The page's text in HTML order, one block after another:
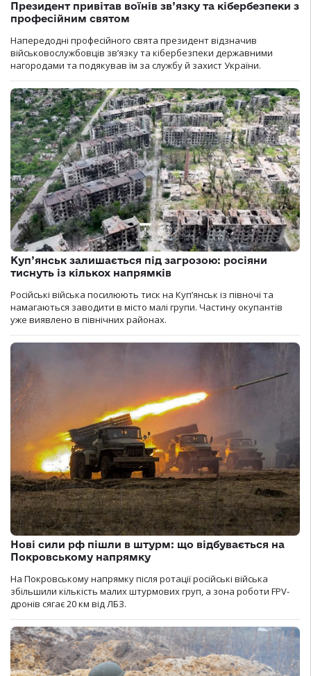
Президент привітав воїнів зв’язку та кібербезпеки з
професійним святом
Напередодні професійного свята президент відзначив
військовослужбовців зв’язку та кібербезпеки державними
нагородами та подякував їм за службу й захист України.
Куп’янськ залишається під загрозою: росіяни
тиснуть із кількох напрямків
Російські війська посилюють тиск на Куп’янськ із півночі та
намагаються заводити в місто малі групи. Частину окупантів
уже виявлено в північних районах.
Нові сили рф пішли в штурм: що відбувається на
Покровському напрямку
На Покровському напрямку після ротації російські війська
збільшили кількість малих штурмових груп, а зона роботи FPV-
дронів сягає 20 км від ЛБЗ.